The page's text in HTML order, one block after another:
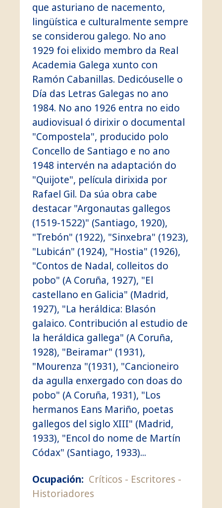
que asturiano de nacemento,
lingüística e culturalmente sempre
se considerou galego. No ano
1929 foi elixido membro da Real
Academia Galega xunto con
Ramón Cabanillas. Dedicóuselle o
Día das Letras Galegas no ano
1984. No ano 1926 entra no eido
audiovisual ó dirixir o documental
"Compostela", producido polo
Concello de Santiago e no ano
1948 intervén na adaptación do
"Quijote", película dirixida por
Rafael Gil. Da súa obra cabe
destacar "Argonautas gallegos
(1519-1522)" (Santiago, 1920),
"Trebón" (1922), "Sinxebra" (1923),
"Lubicán" (1924), "Hostia" (1926),
"Contos de Nadal, colleitos do
pobo" (A Coruña, 1927), "El
castellano en Galicia" (Madrid,
1927), "La heráldica: Blasón
galaico. Contribución al estudio de
la heráldica gallega" (A Coruña,
1928), "Beiramar" (1931),
"Mourenza "(1931), "Cancioneiro
da agulla enxergado con doas do
pobo" (A Coruña, 1931), "Los
hermanos Eans Mariño, poetas
gallegos del siglo XIII" (Madrid,
1933), "Encol do nome de Martín
Códax" (Santiago, 1933)...
Ocupación: Críticos
Escritores
Historiadores